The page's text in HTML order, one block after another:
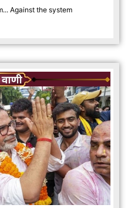
Against the system